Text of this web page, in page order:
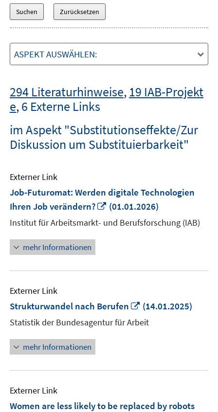
ASPEKT AUSWÄHLEN:
294 Literaturhinweise, 19 IAB-Projekt
e,6 Externe Links
im Aspekt "Substitutionseffekte/Zur
Diskussion um Substituierbarkeit"
Externer Link
Job-Futuromat: Werden digitale Technologien
Ihren Job verändern?
In
neuem
Fenster
(01.01.2026)
Institut für Arbeitsmarkt- und Berufsforschung (IAB)
mehr Informationen
Externer Link
Strukturwandel nach Berufen
In
neuem
Fenster
(14.01.2025)
Statistik der Bundesagentur für Arbeit
mehr Informationen
Externer Link
Women are less likely to be replaced by robots